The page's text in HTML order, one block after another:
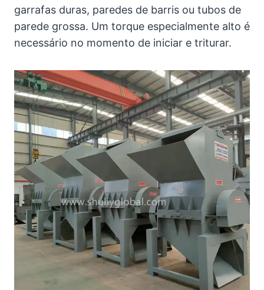
garrafas duras, paredes de barris ou tubos de
parede grossa. Um torque especialmente alto é
necessário no momento de iniciar e triturar.